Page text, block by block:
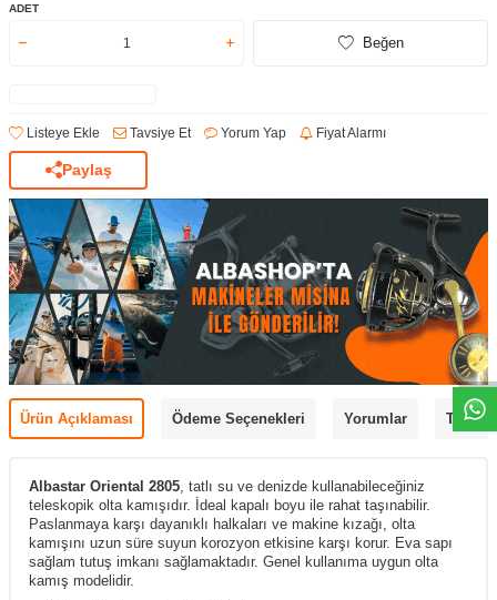
ADET
Beğen
Listeye Ekle Tavsiye Et Yorum Yap Fiyat Alarmı
Paylaş
Ürün Açıklaması Ödeme Seçenekleri Yorumlar
Albastar Oriental 2805 , tatlı su ve denizde kullanabileceğiniz
teleskopik olta kamışıdır.
İdeal kapalı boyu ile rahat taşınabilir.
Paslanmaya karşı dayanıklı halkaları ve makine kızağı, olta
kamışını uzun süre suyun korozyon etkisine karşı korur. Eva sapı
sağlam tutuş imkanı sağlamaktadır. Genel kullanıma uygun olta
kamış modelidir.